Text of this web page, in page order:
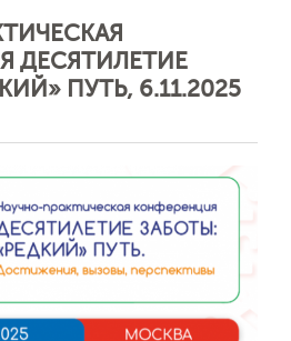
ДЕСЯТИЛЕТИЕ
ПУТЬ, 6.11.2025